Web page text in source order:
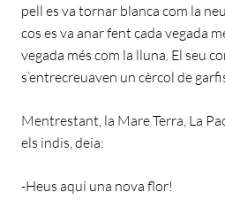
pell es va tornar blanca com la
cos es va anar fent cada vegada
vegada més com la lluna. El seu
s’entrecreuaven un cèrcol de
Mentrestant, la Mare Terra, La
els indis, deia:
-Heus aquí una nova flor!